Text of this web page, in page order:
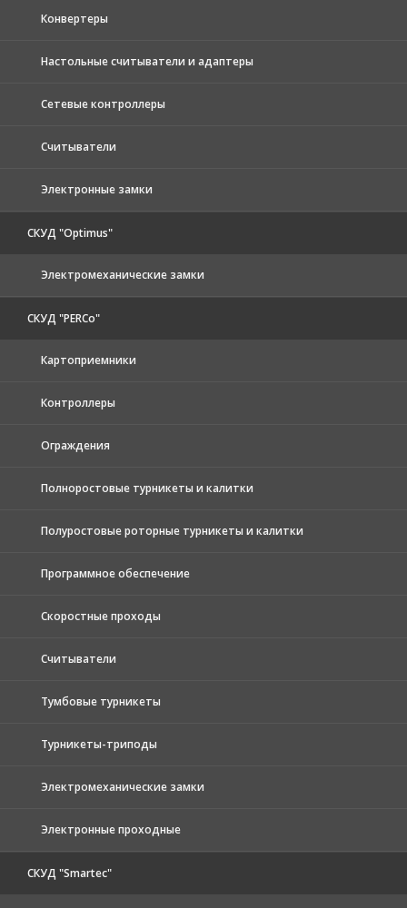
Конвертеры
Настольные считыватели и адаптеры
Сетевые контроллеры
Считыватели
Электронные замки
СКУД "Optimus"
Электромеханические замки
СКУД "PERCo"
Картоприемники
Контроллеры
Ограждения
Полноростовые турникеты и калитки
Полуростовые роторные турникеты и калитки
Программное обеспечение
Скоростные проходы
Считыватели
Тумбовые турникеты
Турникеты-триподы
Электромеханические замки
Электронные проходные
СКУД "Smartec"